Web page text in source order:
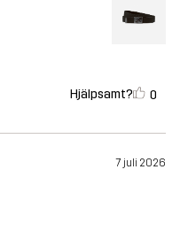
Hjälpsamt? 0
7 juli 2026